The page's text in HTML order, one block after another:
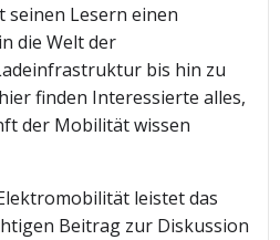
seinen Lesern einen
die Welt der
bis hin zu
finden Interessierte alles,
der Mobilität wissen
leistet das
Beitrag zur Diskussion